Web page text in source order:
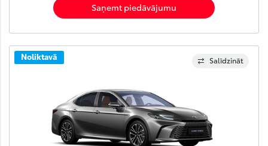
Saņemt piedāvājumu
Salīdzināt
Noliktavā